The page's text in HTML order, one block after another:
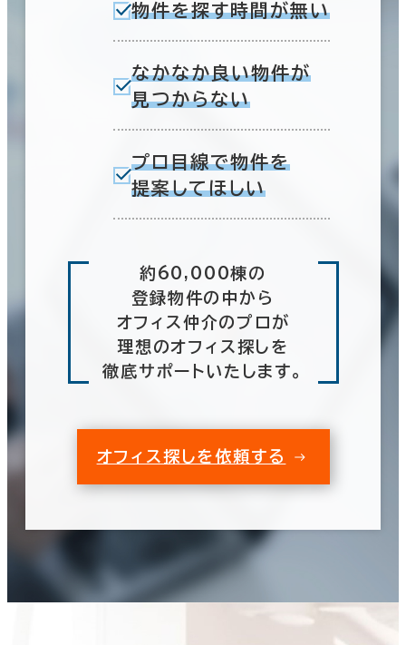
物件を探す時間が無い
なかなか良い物件が
見つからない
プロ目線で物件を
提案してほしい
約60,000棟の
登録物件の中から
オフィス仲介のプロが
理想のオフィス探しを
徹底サポートいたします。
オフィス探しを依頼する